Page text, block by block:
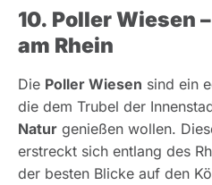
10. Poller Wiesen
am Rhein
Die Poller Wiesen sind ein
die dem Trubel der
Natur genießen wollen.
erstreckt sich entlang des
der besten Blicke auf den